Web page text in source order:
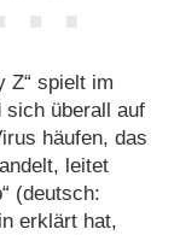
Z“ spielt im
sich überall auf
häufen, das
leitet
(deutsch:
erklärt hat,